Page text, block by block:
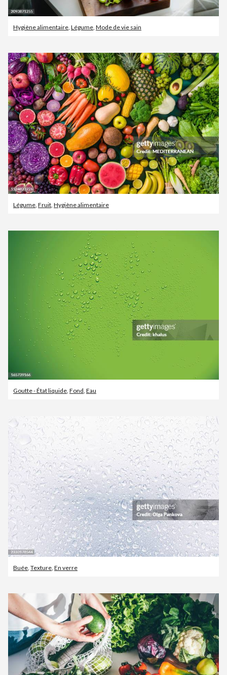
Hygiène alimentaire, Légume, Mode de vie sain
Légume Fruit Hygiène alimentaire
Goutte - État liquide Fond Eau
Buée, Texture, En verre